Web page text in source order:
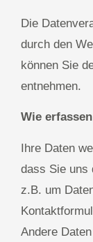
Die
durch den
können Sie
entnehmen.
Wie
Ihre Daten
dass Sie uns
z.B. um
Andere